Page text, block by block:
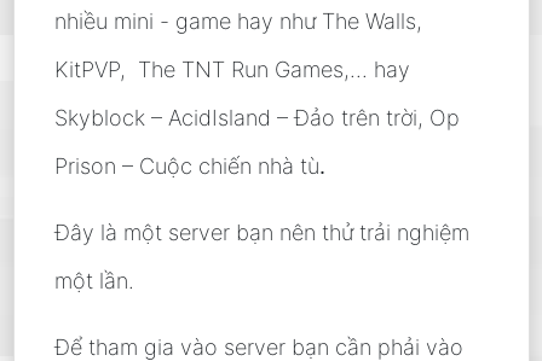
nhiều mini - game hay như The Walls,
KitPVP, The TNT Run Games,... hay
Skyblock – AcidIsland – Đảo trên trời, Op
Prison – Cuộc chiến nhà tù.
Đây là một server bạn nên thử trải nghiệm
một lần.
Để tham gia vào server bạn cần phải vào